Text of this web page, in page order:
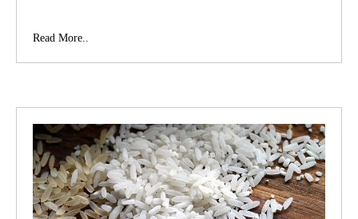
Read More..
jízdní
kola
na
dovolenou
bezpečně